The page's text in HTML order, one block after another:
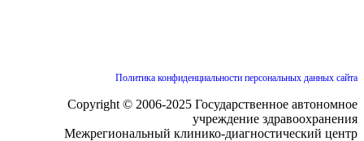
Политика конфиденциальности персональных данных сайта
Copyright © 2006-2025 Государственное автономное
учреждение здравоохранения
Межрегиональный клинико-диагностический центр